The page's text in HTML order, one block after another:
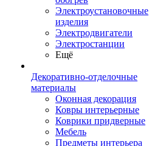
Электроустановочные
изделия
Электродвигатели
Электростанции
Ещё
Декоративно-отделочные
материалы
Оконная декорация
Ковры интерьерные
Коврики придверные
Мебель
Предметы интерьера